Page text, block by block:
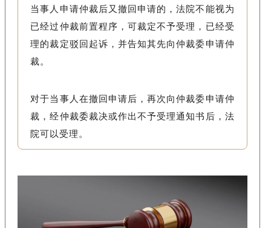
当事人申请仲裁后又撤回申请的，法院不能视为
已经过仲裁前置程序，可裁定不予受理，已经受
理的裁定驳回起诉，并告知其先向仲裁委申请仲
裁。
对于当事人在撤回申请后，再次向仲裁委申请仲
裁，经仲裁委裁决或作出不予受理通知书后，法
院可以受理。